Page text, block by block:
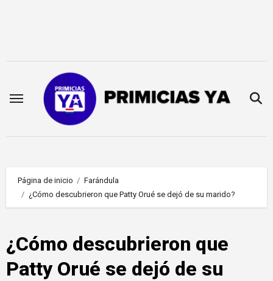
Página de inicio
Farándula
¿Cómo descubrieron que Patty Orué se dejó de su marido?
¿Cómo descubrieron que
Patty Orué se dejó de su